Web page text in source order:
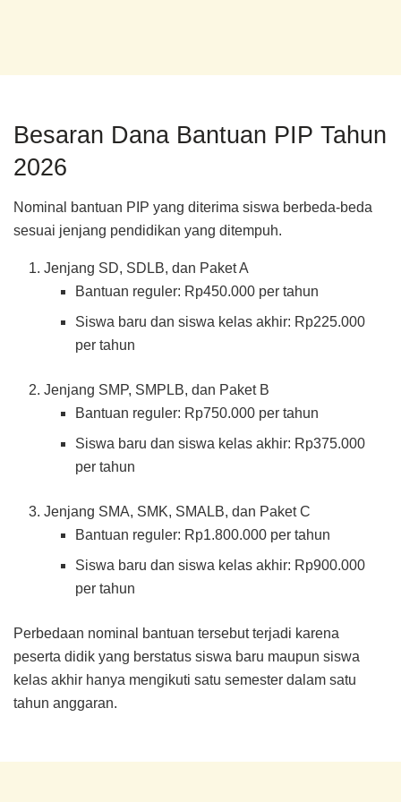
Besaran Dana Bantuan PIP Tahun
2026
Nominal bantuan PIP yang diterima siswa berbeda-beda
sesuai jenjang pendidikan yang ditempuh.
Jenjang SD, SDLB, dan Paket A
Bantuan reguler: Rp450.000 per tahun
Siswa baru dan siswa kelas akhir: Rp225.000
per tahun
Jenjang SMP, SMPLB, dan Paket B
Bantuan reguler: Rp750.000 per tahun
Siswa baru dan siswa kelas akhir: Rp375.000
per tahun
Jenjang SMA, SMK, SMALB, dan Paket C
Bantuan reguler: Rp1.800.000 per tahun
Siswa baru dan siswa kelas akhir: Rp900.000
per tahun
Perbedaan nominal bantuan tersebut terjadi karena
peserta didik yang berstatus siswa baru maupun siswa
kelas akhir hanya mengikuti satu semester dalam satu
tahun anggaran.